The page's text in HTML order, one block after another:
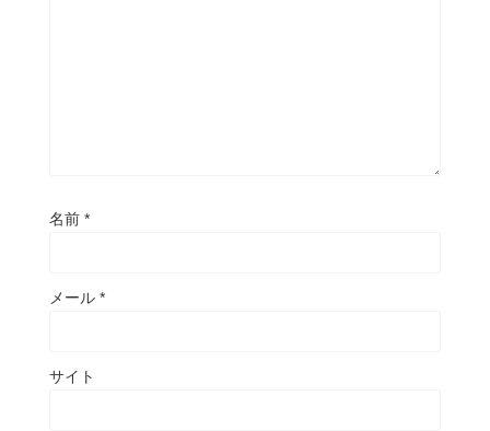
名前 *
メール *
サイト